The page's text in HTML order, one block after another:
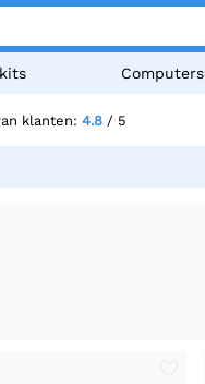
Computers
klanten: 4.8 / 5